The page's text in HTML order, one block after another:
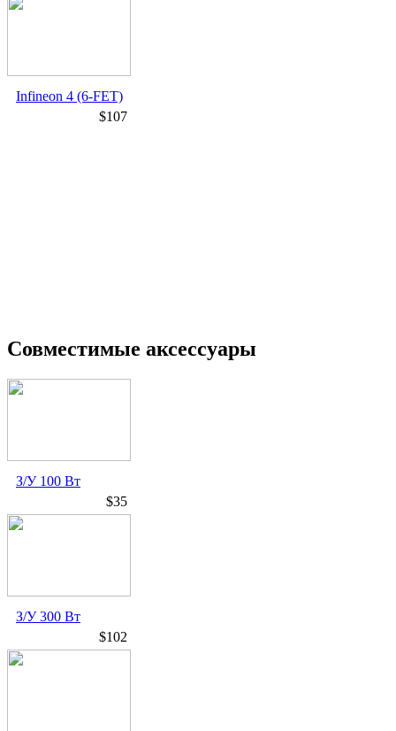
Infineon 4 (6-FET)
$107
Совместимые аксессуары
З/У 100 Вт
$35
З/У 300 Вт
$102